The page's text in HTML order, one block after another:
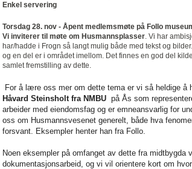
Enkel servering
Torsdag 28. nov - Åpent medlemsmøte på Follo
Vi inviterer til møte om Husmannsplasser. Vi har
har/hadde i Frogn så langt mulig både med tekst og
og en del er i området imellom. Det finnes en god del
samlet fremstilling av dette.
For å lære oss mer om dette tema er vi så heldige å
Håvard Steinsholt fra NMBU på Ås som
arbeider med eiendomsfag og er emneansvarlig for
oss om Husmannsvesenet generelt, både hva
forsvant. Eksempler henter han fra Follo.
Noen eksempler på omfanget av dette fra
dokumentasjonsarbeid, og vi vil orientere kort om